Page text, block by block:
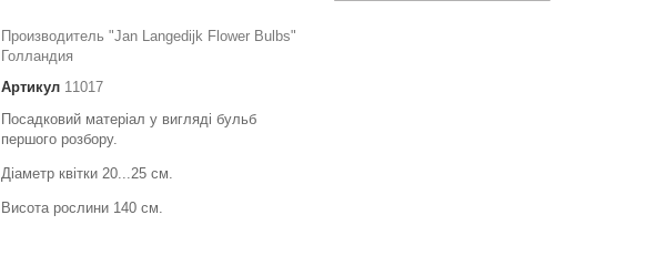
Производитель "Jan Langedijk Flower Bulbs"
Голландия
Артикул 11017
Посадковий матеріал у вигляді бульб
першого розбору.
Діаметр квітки 20...25 см.
Висота рослини 140 см.